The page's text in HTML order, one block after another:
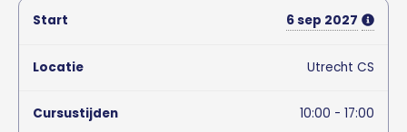
6sep 2027
Utrecht CS
10:00 - 17:00